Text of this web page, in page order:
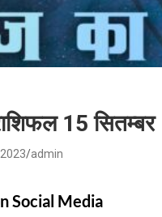
15
admin
Social Media